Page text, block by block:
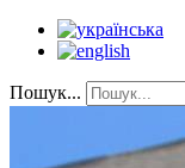
Пошук...